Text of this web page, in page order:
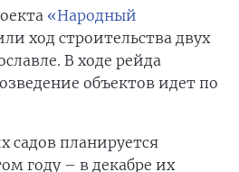
«Народный
ход строительства двух
В ходе рейда
объектов идет по
садов планируется
году – в декабре их